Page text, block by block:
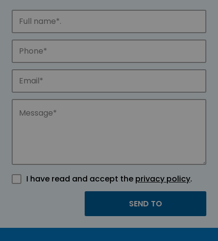
I have read and accept the privacy policy.